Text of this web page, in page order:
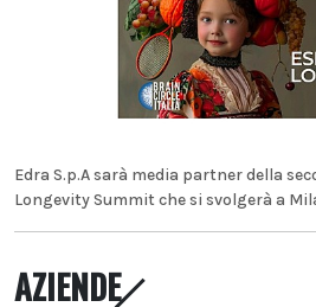
Edra S.p.A sarà media partner della
Longevity Summit che si svolgerà a
AZIENDE